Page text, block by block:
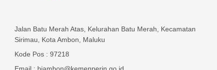
Jalan Batu Merah Atas, Kelurahan Batu Merah, Kecamatan
Sirimau, Kota Ambon, Maluku
Kode Pos : 97218